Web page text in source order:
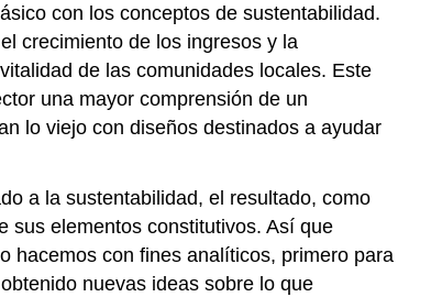
con los conceptos de sustentabilidad.
crecimiento de los ingresos y la
de las comunidades locales. Este
una mayor comprensión de un
lo viejo con diseños destinados a ayudar
a la sustentabilidad, el resultado, como
sus elementos constitutivos. Así que
hacemos con fines analíticos, primero para
nuevas ideas sobre lo que